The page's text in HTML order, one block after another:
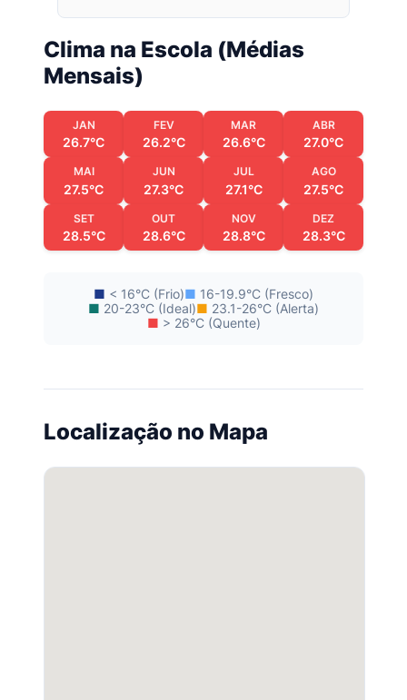
Clima na Escola (Médias
Mensais)
JAN
26.7°C
FEV
26.2°C
MAR
26.6°C
ABR
27.0°C
MAI
27.5°C
JUN
27.3°C
JUL
27.1°C
AGO
27.5°C
SET
28.5°C
OUT
28.6°C
NOV
28.8°C
DEZ
28.3°C
■ < 16°C (Frio)■ 16-19.9°C (Fresco)
■ 20-23°C (Ideal)■ 23.1-26°C (Alerta)
■ > 26°C (Quente)
Localização no Mapa